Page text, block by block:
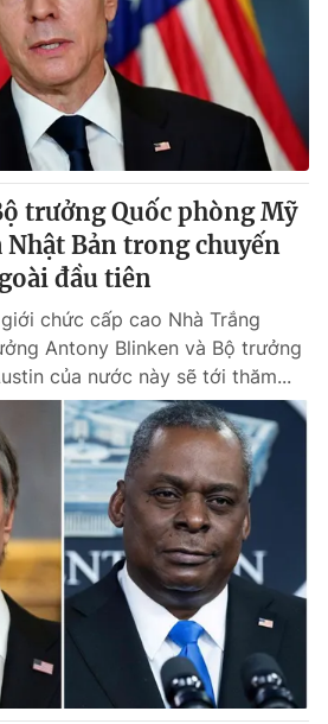
trưởng Quốc phòng Mỹ
Nhật Bản trong chuyến
đầu tiên
chức cấp cao Nhà Trắng
Antony Blinken và Bộ trưởng
của nước này sẽ tới thăm...